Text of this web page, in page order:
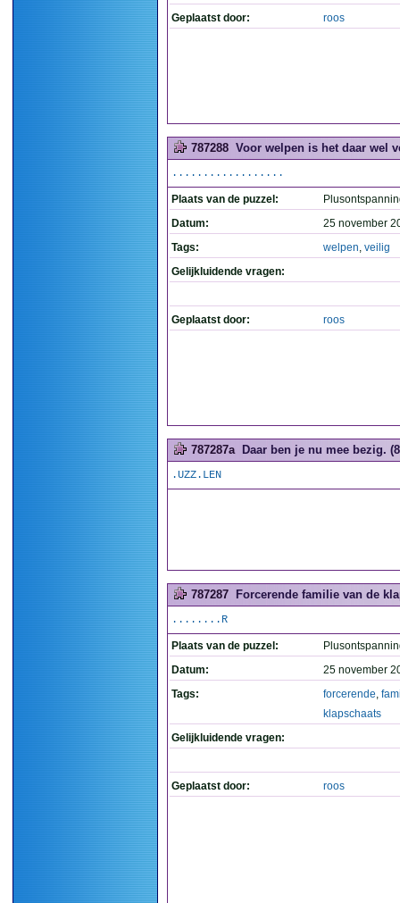
Geplaatst door: roos
787288 Voor welpen is het daar wel
..................
Plaats van de puzzel:
Datum:
25 november
Tags:
welpen, veilig
Gelijkluidende vragen:
Geplaatst door: roos
787287a Daar ben je nu mee bezig.
.UZZ.LEN
787287 Forcerende familie van de
........R
Plaats van de puzzel:
Datum:
25 november
Tags:
forcerende,
klapschaats
Gelijkluidende vragen:
Geplaatst door: roos